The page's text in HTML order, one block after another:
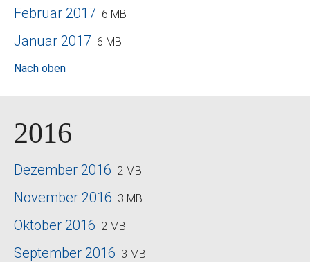
Februar 2017 6 MB
Januar 2017 6 MB
Nach oben
2016
Dezember 2016 2 MB
November 2016 3 MB
Oktober 2016 2 MB
September 2016 3 MB